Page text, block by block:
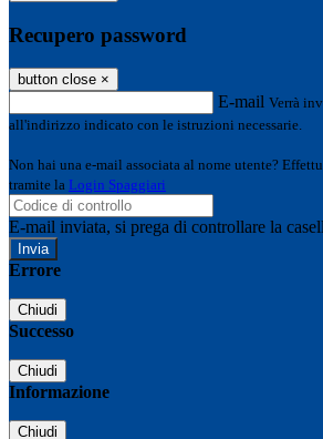
Recupero password
button close ×
E-mail Verrà
all'indirizzo indicato con le istruzioni necessarie.
Non hai una e-mail associata al nome utente?
tramite la Login Spaggiari
E-mail inviata, si prega di controllare la
Errore
Chiudi
Successo
Chiudi
Informazione
Chiudi